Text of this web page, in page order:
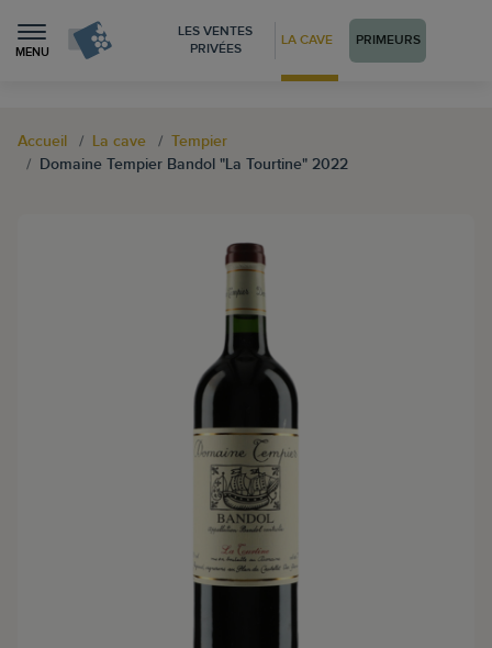
MENU
LES VENTES
PRIVÉES
LA CAVE PRIMEURS
Accueil La cave
Tempier
Domaine Tempier Bandol "La Tourtine" 2022